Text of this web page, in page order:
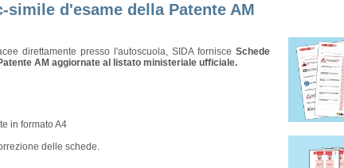
d'esame della Patente AM
direttamente presso l'autoscuola, SIDA fornisce Schede
AM aggiornate al listato ministeriale ufficiale.
in formato A4
delle schede.